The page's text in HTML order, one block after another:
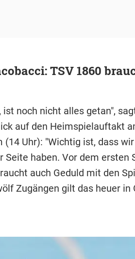
TSV 1860
noch nicht alles getan",
auf den Heimspielauftakt
(14 Uhr): "Wichtig ist, dass
Seite haben. Vor dem ersten
auch Geduld mit den
Zugängen gilt das heuer in